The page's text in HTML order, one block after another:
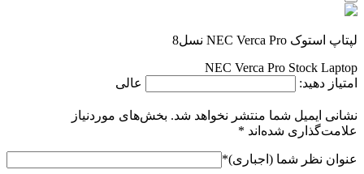
لپتاپ استوک NEC Verca Pro نسل8
NEC Verca Pro Stock Laptop
امتیاز دهید:
عالی
نشانی ایمیل شما منتشر نخواهد شد. بخش‌های موردنیاز
علامت‌گذاری شده‌اند *
عنوان نظر شما (اجباری)*